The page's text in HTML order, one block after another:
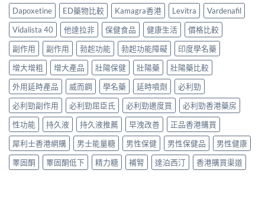
買
建
議〉
中
讀
用
法
用
完
整
教
學〉
中
港
用
真
服
用
經
驗
與
安
全
買
指
南〉
中
評
價：
香
港
用
家
真
實
服
用
報
告
正
貨
購
Dapoxetine ED藥物比較 Kamagra香港 Levitra
Vardenafil
Vidalista 40
他達拉非 保健食品 健康生活
價格比較
副作用
副作用 勃起功能 勃起功能障礙
印度學名藥
增大增粗
增大產品 壯陽保健 壯陽藥
壯陽藥比較
外用延時產品
威而鋼 學名藥 延時噴劑
必利勁
必利勁副作用
必利勁屈臣氏 必利勁邊度買
必利勁香港藥房
性功能
持久液 持久液推薦 早洩改善
正品香港購買
犀利士香港網購
男士能量糖 男性保健 男性保健品
男性健康
睪固酮
睪固酮低下 精力糖 補腎 達泊西汀 香港購買渠道